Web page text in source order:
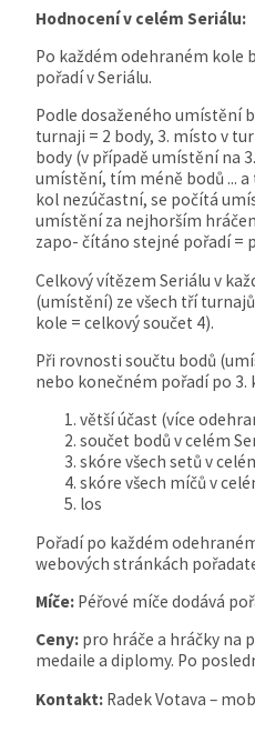
Hodnocení v celém Seriálu:
Po každém odehraném kole
pořadí v Seriálu.
Podle dosaženého umístění
turnaji = 2 body, 3. místo v
body (v případě umístění na
umístění, tím méně bodů ...
kol nezúčastní, se počítá
umístění za nejhorším
zapo- čítáno stejné pořadí =
Celkový vítězem Seriálu v
(umístění) ze všech tří
kole = celkový součet 4).
Při rovnosti součtu bodů
nebo konečném pořadí po 3.
větší účast (více
součet bodů v celém
skóre všech setů v
skóre všech míčů v
los
Pořadí po každém
webových stránkách
Míče: Péřové míče dodává
Ceny: pro hráče a hráčky na
medaile a diplomy. Po
Kontakt: Radek Votava –